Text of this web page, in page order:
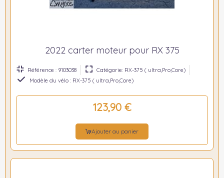
2022 carter moteur pour RX 375
Référence : 9103038
Catégorie: RX-375 ( ultra,Pro,Core)
Modèle du vélo : RX-375 ( ultra,Pro,Core)
123,90 €
Ajouter au panier